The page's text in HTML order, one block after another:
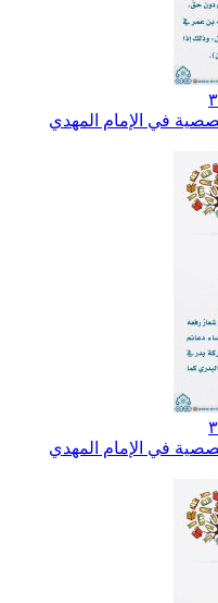
في الإمام المهدي
في الإمام المهدي